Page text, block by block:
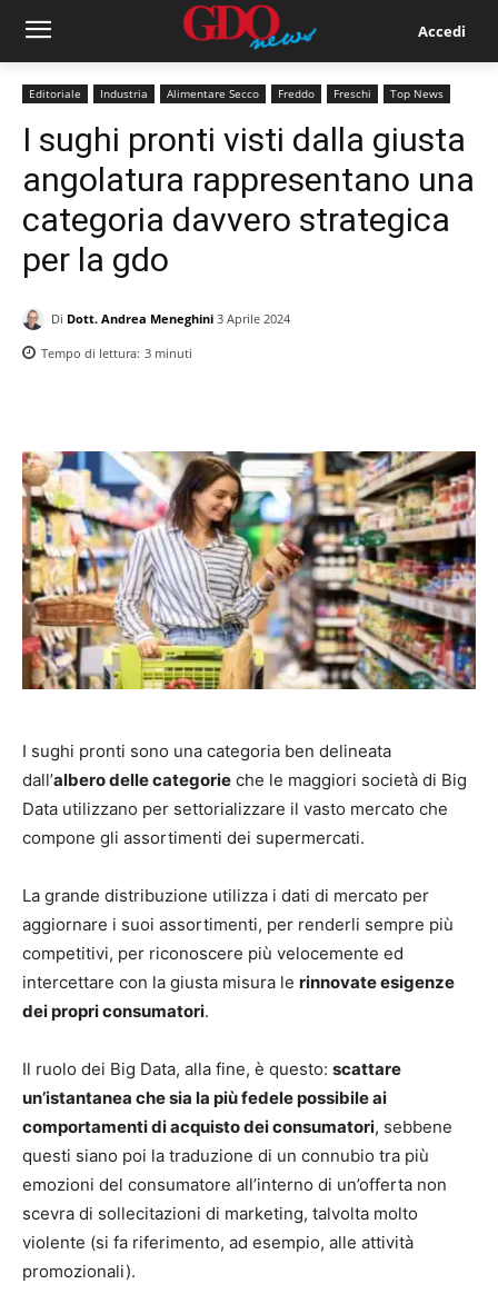
Accedi
Editoriale Industria Alimentare Secco Freddo Freschi Top News
I sughi pronti visti dalla giusta
angolatura rappresentano una
categoria davvero strategica
per la gdo
Di Dott. Andrea Meneghini 3 Aprile 2024
Tempo di lettura: 3 minuti
I sughi pronti sono una categoria ben delineata
dall’albero delle categorie che le maggiori società di Big
Data utilizzano per settorializzare il vasto mercato che
compone gli assortimenti dei supermercati.
La grande distribuzione utilizza i dati di mercato per
aggiornare i suoi assortimenti, per renderli sempre più
competitivi, per riconoscere più velocemente ed
intercettare con la giusta misura le rinnovate esigenze
dei propri consumatori.
Il ruolo dei Big Data, alla fine, è questo: scattare
un’istantanea che sia la più fedele possibile ai
comportamenti di acquisto dei consumatori, sebbene
questi siano poi la traduzione di un connubio tra più
emozioni del consumatore all’interno di un’offerta non
scevra di sollecitazioni di marketing, talvolta molto
violente (si fa riferimento, ad esempio, alle attività
promozionali).